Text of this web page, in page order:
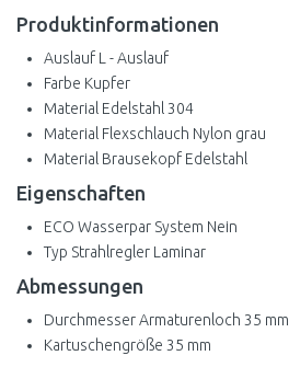
Produktinformationen
Auslauf L - Auslauf
Farbe Kupfer
Material Edelstahl 304
Material Flexschlauch Nylon grau
Material Brausekopf Edelstahl
Eigenschaften
ECO Wasserpar System Nein
Typ Strahlregler Laminar
Abmessungen
Durchmesser Armaturenloch 35 mm
Kartuschengröße 35 mm